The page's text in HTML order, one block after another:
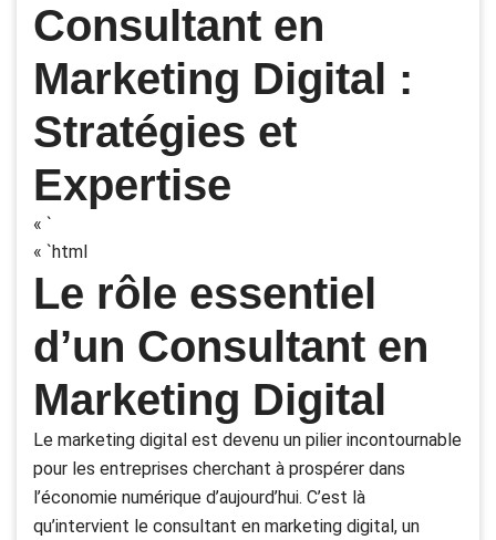
Consultant en
Marketing Digital :
Stratégies et
Expertise
« `
« `html
Le rôle essentiel
d’un Consultant en
Marketing Digital
Le marketing digital est devenu un pilier incontournable
pour les entreprises cherchant à prospérer dans
l’économie numérique d’aujourd’hui. C’est là
qu’intervient le consultant en marketing digital, un